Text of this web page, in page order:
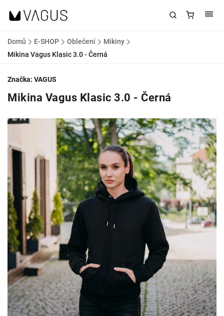
Domů / E-SHOP / Oblečení / Mikiny /
Mikina Vagus Klasic 3.0 - Černá
Mikina Vagus Klasic 3.0 - Černá
Značka: VAGUS